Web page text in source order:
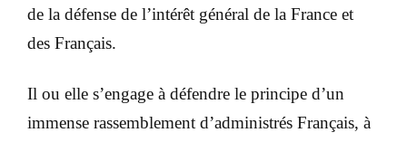
de la défense de l’intérêt général de la France et
des Français.
Il ou elle s’engage à défendre le principe d’un
immense rassemblement d’administrés Français, à